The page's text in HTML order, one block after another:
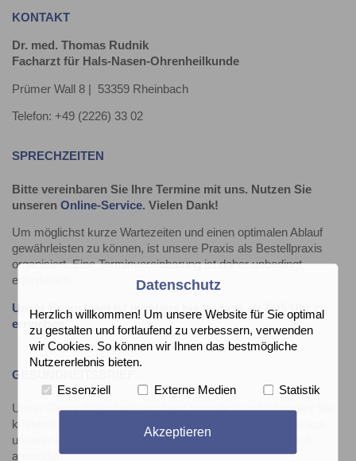
KONTAKT
Dr. med. Thomas Rudnik
Facharzt für Hals-Nasen-Ohrenheilkunde
Prümer Wall 8 | 53359 Rheinbach
Telefon: +49 (2226) 33 02
SPRECHZEITEN
Bitte vereinbaren Sie Ihre Termine mit uns. Nutzen Sie
unseren Online-Service. Vielen Dank!
Um möglichst kurze Wartezeiten und einen optimalen Ablauf
gewährleisten zu können, ist unsere Praxis als Bestellpraxis
organisiert. Eine Terminvereinbarung ist daher unbedingt
erforderlich.
Unser Praxisteam ist montags bis freitags ab 7:45 Uhr zu
erreichen.
GESUNDHEITSBRIEF
Unser Gesundheitsbrief erscheint monatlich und informiert Sie
kostenlos per E-Mail zum Thema Gesundheit und News aus
unserer Praxis. Abmeldung jederzeit möglich. Hier einfach
anmelden:
Datenschutz
Herzlich willkommen! Um unsere Website für Sie optimal
zu gestalten und fortlaufend zu verbessern, verwenden
wir Cookies. So können wir Ihnen das bestmögliche
Nutzererlebnis bieten.
Essenziell Externe Medien Statistik
Akzeptieren